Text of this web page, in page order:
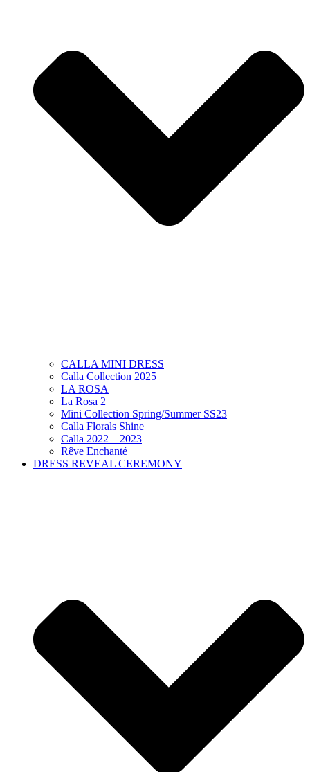
CALLA MINI DRESS
Calla Collection 2025
LA ROSA
La Rosa 2
Mini Collection Spring/Summer SS23
Calla Florals Shine
Calla 2022 – 2023
Rêve Enchanté
DRESS REVEAL CEREMONY